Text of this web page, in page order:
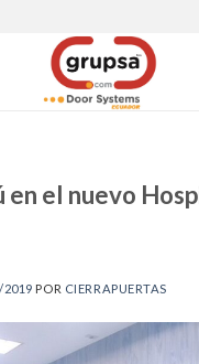
en el nuevo
2019 POR CIERRAPUERTAS